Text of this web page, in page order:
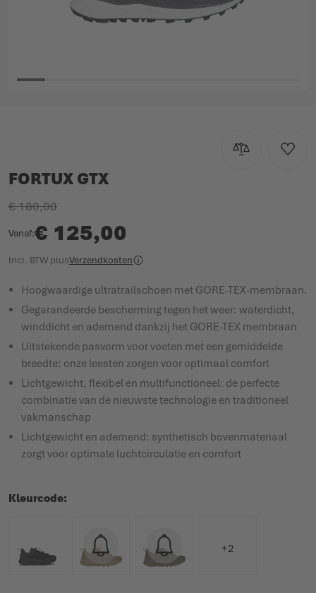
Toevoegen om
Voeg
FORTUX GTX
Vanaf € 125,00
€ 180,00
Incl. BTW plusVerzendkosten
Hoogwaardige ultratrailschoen met GORE-TEX-membraan.
Gegarandeerde bescherming tegen het weer: waterdicht,
winddicht en ademend dankzij het GORE-TEX membraan
Uitstekende pasvorm voor voeten met een gemiddelde
breedte: onze leesten zorgen voor optimaal comfort
Lichtgewicht, flexibel en multifunctioneel: de perfecte
combinatie van de nieuwste technologie en traditioneel
vakmanschap
Lichtgewicht en ademend: synthetisch bovenmateriaal
zorgt voor optimale luchtcirculatie en comfort
Kleurcode
+2